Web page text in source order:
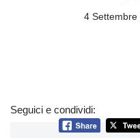
4 Settembre
Seguici e condividi: